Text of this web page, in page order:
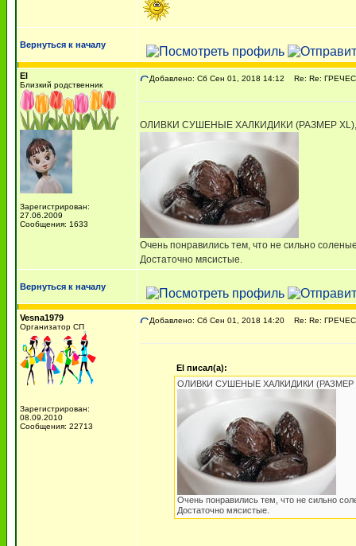
Вернуться к началу
El
Близкий родственник
Зарегистрирован:
27.06.2009
Сообщения: 1633
Добавлено: Сб Сен 01, 2018 14:12 Re: Re:
ОЛИВКИ СУШЕНЫЕ ХАЛКИДИКИ (РАЗМЕР
Очень понравились тем, что не сильно
Достаточно мясистые.
Вернуться к началу
Vesna1979
Организатор СП
Зарегистрирован:
08.09.2010
Сообщения: 22713
Добавлено: Сб Сен 01, 2018 14:20 Re: Re:
El писал(а):
ОЛИВКИ СУШЕНЫЕ ХАЛКИДИКИ (РАЗМЕР
Очень понравились тем, что не сильно
Достаточно мясистые.